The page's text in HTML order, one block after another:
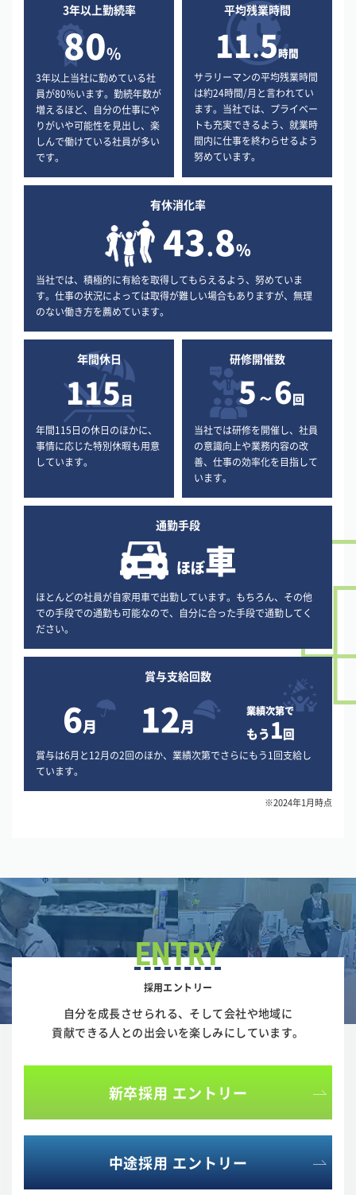
3年以上勤続率
80%
3年以上当社に勤めている社
員が80％います。勤続年数が
増えるほど、自分の仕事にや
りがいや可能性を見出し、楽
しんで働けている社員が多い
です。
平均残業時間
11.5時間
サラリーマンの平均残業時間
は約24時間/月と言われてい
ます。当社では、プライベー
トも充実できるよう、就業時
間内に仕事を終わらせるよう
努めています。
年間休日
115日
年間115日の休日のほかに、
事情に応じた特別休暇も用意
しています。
有休消化率
43.8%
当社では、積極的に有給を取得してもらえるよう、努めていま
す。仕事の状況によっては取得が難しい場合もありますが、無理
のない働き方を薦めています。
通勤手段
ほぼ車
ほとんどの社員が自家用車で出勤しています。もちろん、その他
での手段での通勤も可能なので、自分に合った手段で通勤してく
ださい。
賞与支給回数
6月 12月
業績次第で
もう1回
賞与は6月と12月の2回のほか、業績次第でさらにもう1回支給し
ています。
研修開催数
5～6回
当社では研修を開催し、社員
の意識向上や業務内容の改
善、仕事の効率化を目指して
います。
※2024年1月時点
ENTRY
採用エントリー
自分を成長させられる、そして会社や地域に
貢献できる人との出会いを楽しみにしています。
新卒採用 エントリー
中途採用 エントリー